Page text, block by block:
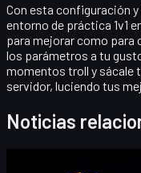
Con esta configuración
entorno de práctica 1v1
para mejorar como para
los parámetros a tu
momentos troll y sácale
servidor, luciendo tus
Noticias